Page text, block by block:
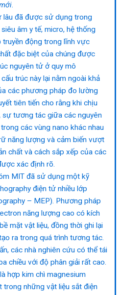
lâu đã được sử dụng trong
âm y tế, micro, hệ thống
truyền động trong lĩnh vực
đặc biệt của chúng được
nguyên tử ở quy mô
trúc này lại nằm ngoài khả
các phương pháp đo lường
tiên tiến cho rằng khi chịu
tương tác giữa các nguyên
các vùng nano khác nhau
năng lượng và cảm biến vượt
chất và cách sắp xếp của các
xác định rõ.
MIT đã sử dụng một kỹ
điện tử nhiều lớp
– MEP). Phương pháp
năng lượng cao có kích
mặt vật liệu, đồng thời ghi lại
ra trong quá trình tương tác.
các nhà nghiên cứu có thể tái
chiều với độ phân giải rất cao.
hợp kim chì magnesium
những vật liệu sắt điện